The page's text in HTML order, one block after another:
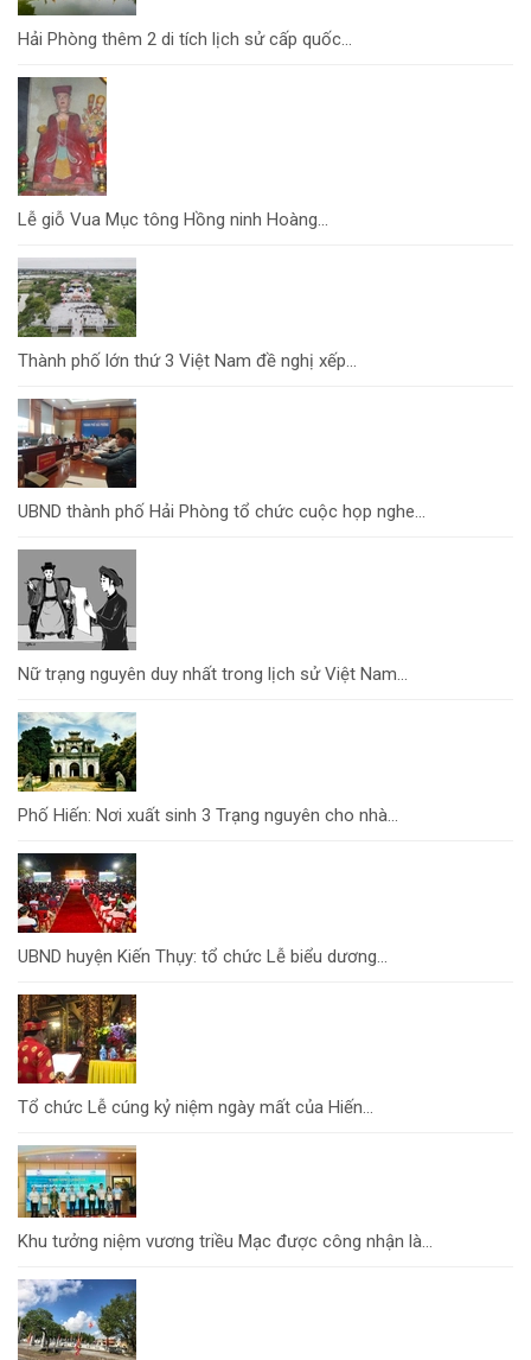
Hải Phòng thêm 2 di tích lịch sử cấp quốc...
Lễ giỗ Vua Mục tông Hồng ninh Hoàng...
Thành phố lớn thứ 3 Việt Nam đề nghị xếp...
UBND thành phố Hải Phòng tổ chức cuộc họp nghe...
Nữ trạng nguyên duy nhất trong lịch sử Việt Nam...
Phố Hiến: Nơi xuất sinh 3 Trạng nguyên cho nhà...
UBND huyện Kiến Thụy: tổ chức Lễ biểu dương...
Tổ chức Lễ cúng kỷ niệm ngày mất của Hiến...
Khu tưởng niệm vương triều Mạc được công nhận là...